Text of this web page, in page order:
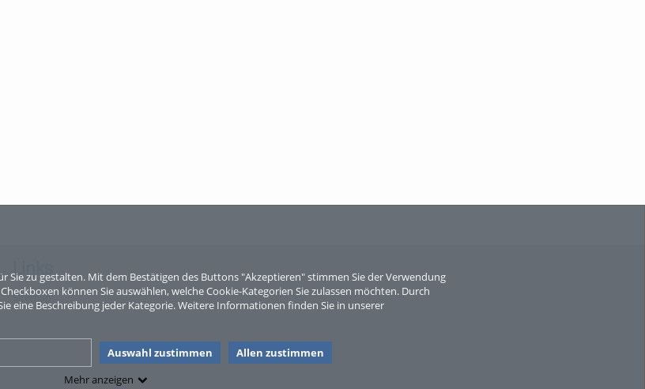
Sie zu gestalten. Mit dem Bestätigen des Buttons "Akzeptieren" stimmen Sie der Verwendung
können Sie auswählen, welche Cookie-Kategorien Sie zulassen möchten. Durch
eine Beschreibung jeder Kategorie. Weitere Informationen finden Sie in unserer
Auswahl zustimmen
Allen zustimmen
Mehr anzeigen
Sperber
Links
Sitemap